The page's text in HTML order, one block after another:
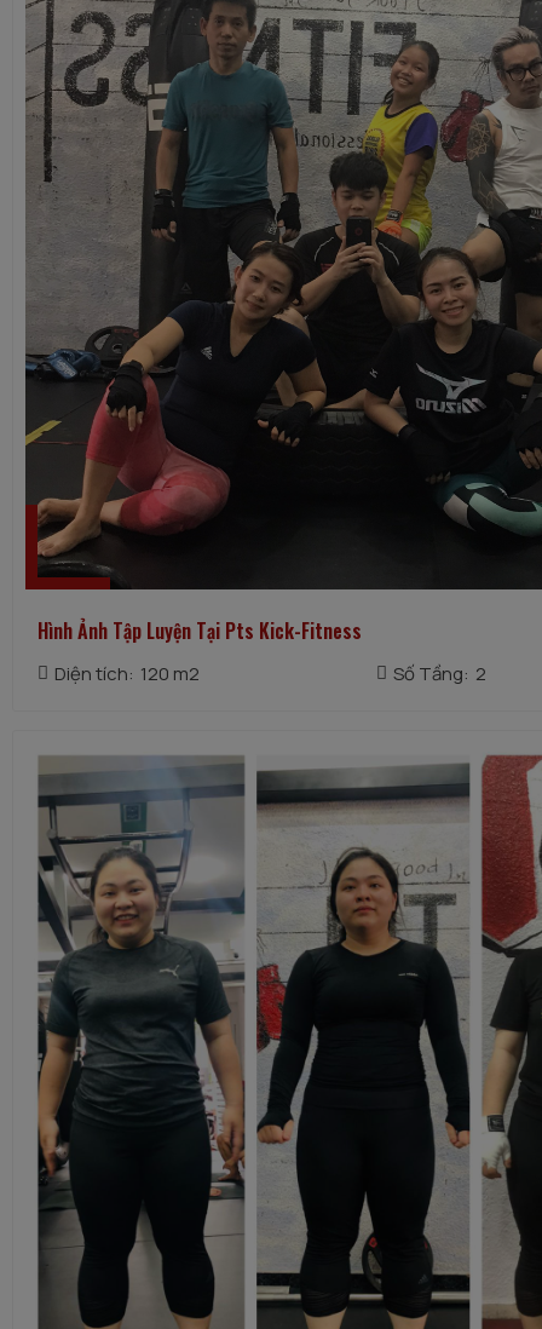
Hình Ảnh Tập Luyện Tại Pts Kick-Fitness
Diện tích: 120 m2 Số Tầng: 2